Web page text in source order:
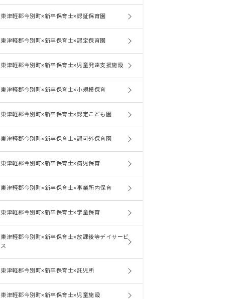
東津軽郡今別町×新卒保育士×認証保育園
東津軽郡今別町×新卒保育士×認定保育園
東津軽郡今別町×新卒保育士×児童発達支援施設
東津軽郡今別町×新卒保育士×小規模保育
東津軽郡今別町×新卒保育士×認定こども園
東津軽郡今別町×新卒保育士×認可外保育園
東津軽郡今別町×新卒保育士×病児保育
東津軽郡今別町×新卒保育士×事業所内保育
東津軽郡今別町×新卒保育士×学童保育
東津軽郡今別町×新卒保育士×放課後等デイサービ
ス
東津軽郡今別町×新卒保育士×託児所
東津軽郡今別町×新卒保育士×児童施設